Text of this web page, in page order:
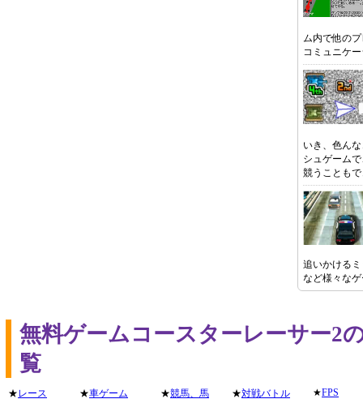
ム内で他の
コミュニケ
いき、色ん
シュゲーム
競うことも
追いかける
など様々な
無料ゲームコースターレーサー2
覧
★レース ★車ゲーム ★競馬、馬 ★対戦バトル ★FPS